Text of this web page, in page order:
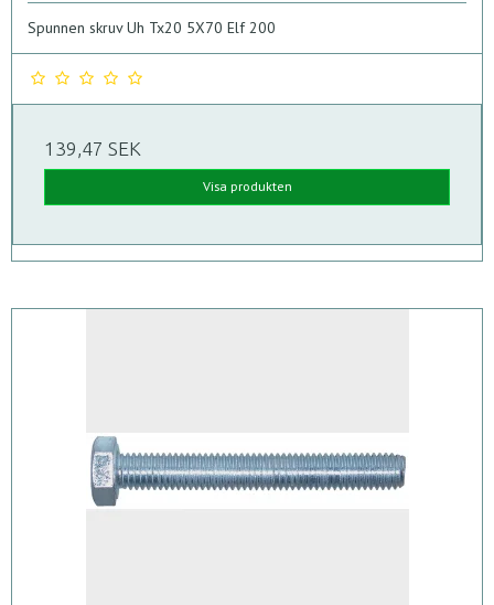
Spunnen skruv Uh Tx20 5X70 Elf 200
139,47 SEK
Visa produkten